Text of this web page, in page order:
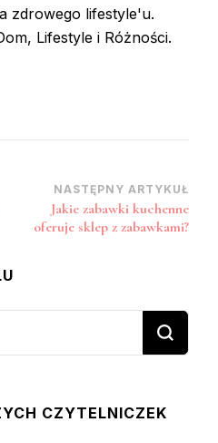
zdrowego lifestyle'u.
Lifestyle i Różności.
NASTĘPNY ARTYKUŁ
Jakie zabawki kuchenne
oferuje sklep z zabawkami?
CZYTELNICZEK